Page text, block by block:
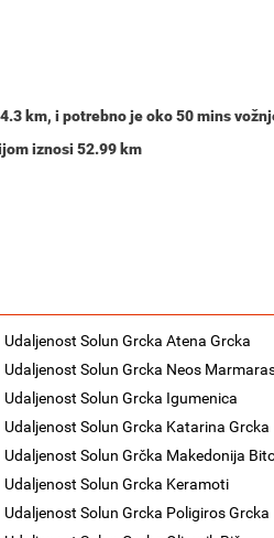
km, i potrebno je oko50 mins
iznosi 52.99 km
Udaljenost Solun Grcka Atena Grcka
Udaljenost Solun Grcka Neos
Udaljenost Solun Grcka Igumenica
Udaljenost Solun Grcka Katarina Grcka
Udaljenost Solun Grčka Makedonija
Udaljenost Solun Grcka Keramoti
Udaljenost Solun Grcka Poligiros Grcka